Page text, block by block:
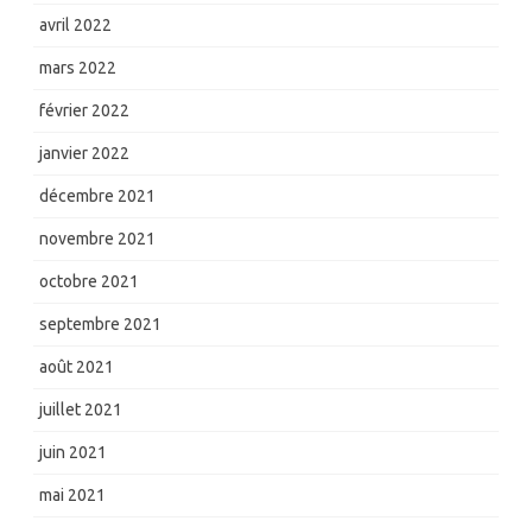
avril 2022
mars 2022
février 2022
janvier 2022
décembre 2021
novembre 2021
octobre 2021
septembre 2021
août 2021
juillet 2021
juin 2021
mai 2021